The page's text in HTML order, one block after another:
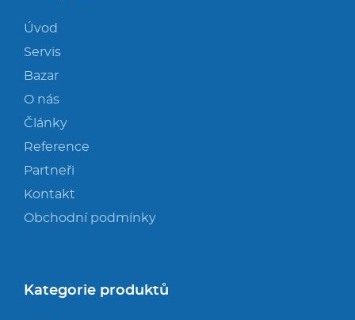
Úvod
Servis
Bazar
O nás
Články
Reference
Partneři
Kontakt
Obchodní podmínky
Kategorie produktů